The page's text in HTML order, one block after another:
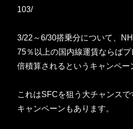
103/
3/22～6/30搭乗分について、
75％以上の国内線運賃ならば
倍積算されるというキャンペー
これはSFCを狙う大チャンス
キャンペーンもあります。